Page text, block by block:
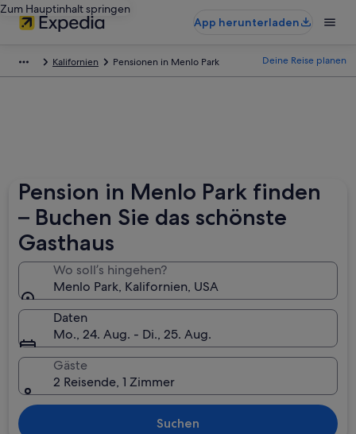
Zum Hauptinhalt springen
App herunterladen
Kalifornien Pensionen in Menlo Park Deine Reise planen
Pension in Menlo Park finden
– Buchen Sie das schönste
Gasthaus
Wo soll’s hingehen?
Menlo Park, Kalifornien, USA
Daten
Mo., 24. Aug. - Di., 25. Aug.
Gäste
2 Reisende, 1 Zimmer
Suchen